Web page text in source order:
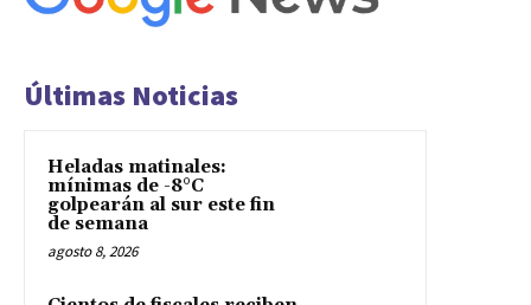
Últimas Noticias
Heladas matinales:
mínimas de -8°C
golpearán al sur este fin
de semana
agosto 8, 2026